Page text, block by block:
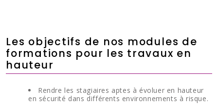
Les objectifs de nos modules de
formations pour les travaux en
hauteur
Rendre les stagiaires aptes à évoluer en hauteur
en sécurité dans différents environnements à risque.